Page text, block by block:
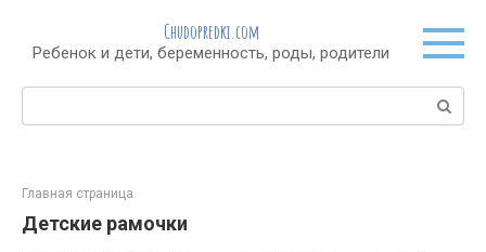
контенту
Chudopredki.com
Ребенок и дети, беременность, роды, родители
Поиск:
Главная страница
Детские рамочки